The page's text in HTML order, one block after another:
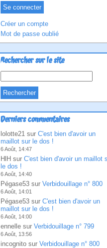
Créer un compte
Mot de passe oublié
Rechercher sur le site
Derniers commentaires
lolotte21 sur C'est bien d'avoir un
maillot sur le dos !
6 Août, 14:47
HlH sur C'est bien d'avoir un maillot
le dos !
6 Août, 14:40
Pégase53 sur Verbidouillage n° 800
6 Août, 14:01
Pégase53 sur C'est bien d'avoir un
maillot sur le dos !
6 Août, 14:00
ennelle sur Verbidouillage n° 799
6 Août, 13:56
incognito sur Verbidouillage n° 800